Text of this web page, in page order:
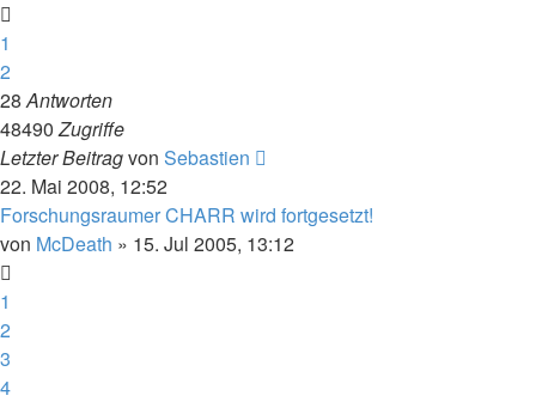
1
2
28Antworten
48490Zugriffe
Letzter Beitragvon Sebastien
22. Mai 2008, 12:52
Forschungsraumer CHARR wird fortgesetzt!
von McDeath » 15. Jul 2005, 13:12
1
2
3
4